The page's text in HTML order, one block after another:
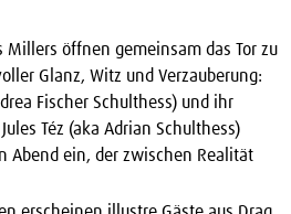
Millers öffnen gemeinsam das Tor zu
Glanz, Witz und Verzauberung:
Fischer Schulthess) und ihr
Téz (aka Adrian Schulthess)
Abend ein, der zwischen Realität